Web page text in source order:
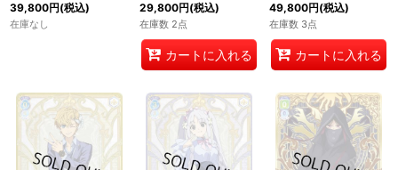
39,800円(税込)
在庫なし
29,800円(税込)
在庫数 2点
カートに入れる
49,800円(税込)
在庫数 3点
カートに入れる